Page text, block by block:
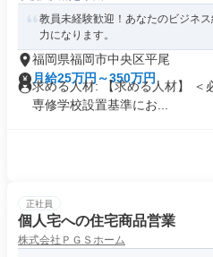
教員未経験歓迎！あなたのビジネ
力になります。
福岡県福岡市中央区平尾
月給25万円～350万円
求める人材: 【求める人材】 ＜
専修学校設置基準にお...
正社員
個人宅への住宅商品営業
株式会社ＰＧＳホーム